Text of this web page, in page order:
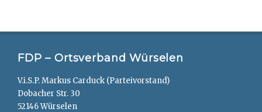
FDP – Ortsverband Würselen
V.i.S.P. Markus Carduck (Parteivorstand)
Dobacher Str. 30
52146 Würselen